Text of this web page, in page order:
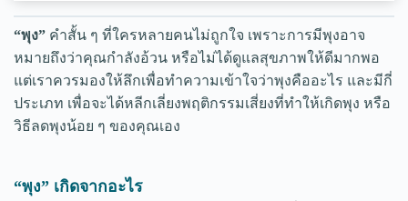
“พุง” คำสั้น ๆ ที่ใครหลายคนไม่ถูกใจ เพราะการมีพุงอาจ
หมายถึงว่าคุณกำลังอ้วน หรือไม่ได้ดูแลสุขภาพให้ดีมากพอ
แต่เราควรมองให้ลึกเพื่อทำความเข้าใจว่าพุงคืออะไร และมีกี่
ประเภท เพื่อจะได้หลีกเลี่ยงพฤติกรรมเสี่ยงที่ทำให้เกิดพุง หรือ
วิธีลดพุงน้อย ๆ ของคุณเอง
“พุง” เกิดจากอะไร